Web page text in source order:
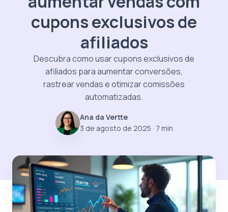
cupons exclusivos de
afiliados
Descubra como usar cupons exclusivos de
afiliados para aumentar conversões,
rastrear vendas e otimizar comissões
automatizadas.
Ana da Vertte
3 de agosto de 2025 · 7 min